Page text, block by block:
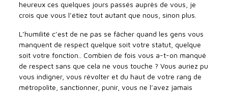
heureux ces quelques jours passés auprès de vous, je
crois que vous l’étiez tout autant que nous, sinon plus.
L’humilité c’est de ne pas se fâcher quand les gens vous
manquent de respect quelque soit votre statut, quelque
soit votre fonction.. Combien de fois vous a-t-on manqué
de respect sans que cela ne vous touche ? Vous auriez pu
vous indigner, vous révolter et du haut de votre rang de
métropolite, sanctionner, punir, vous ne l’avez jamais